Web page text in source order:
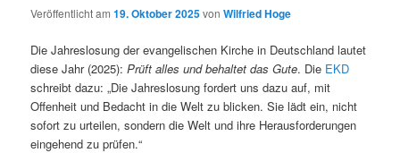
Veröffentlicht am19. Oktober 2025vonWilfried Hoge
Die Jahreslosung der evangelischen Kirche in Deutschland lautet
diese Jahr (2025):Prüft alles und behaltet das Gute. Die EKD
schreibt dazu: „Die Jahreslosung fordert uns dazu auf, mit
Offenheit und Bedacht in die Welt zu blicken. Sie lädt ein, nicht
sofort zu urteilen, sondern die Welt und ihre Herausforderungen
eingehend zu prüfen.“